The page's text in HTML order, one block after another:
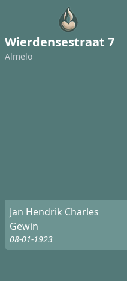
Wierdensestraat 7
Almelo
Jan Hendrik Charles
Gewin
08-01-1923